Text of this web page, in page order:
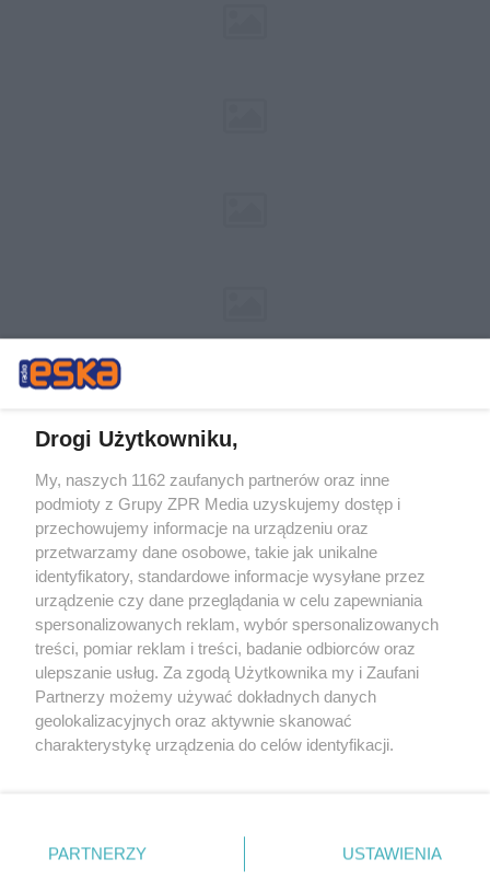
Żaden utwór zamieszczony w serwisie nie może być powielany i
rozpowszechniany lub dalej rozpowszechniany w jakikolwiek sposób (w
tym także elektroniczny lub mechaniczny) na jakimkolwiek polu
eksploatacji w jakiejkolwiek formie, włącznie z umieszczaniem w
Internecie bez pisemnej zgody właściciela praw. Jakiekolwiek użycie lub
wykorzystanie utworów w całości lub w części z naruszeniem prawa,
tzn. bez właściwej zgody, jest zabronione pod groźbą kary i może być
ścigane prawnie.
Drogi Użytkowniku,
My, naszych 1162 zaufanych partnerów oraz inne
podmioty z Grupy ZPR Media uzyskujemy dostęp i
przechowujemy informacje na urządzeniu oraz
przetwarzamy dane osobowe, takie jak unikalne
identyfikatory, standardowe informacje wysyłane przez
urządzenie czy dane przeglądania w celu zapewniania
spersonalizowanych reklam, wybór spersonalizowanych
treści, pomiar reklam i treści, badanie odbiorców oraz
ulepszanie usług. Za zgodą Użytkownika my i Zaufani
Partnerzy możemy używać dokładnych danych
geolokalizacyjnych oraz aktywnie skanować
charakterystykę urządzenia do celów identyfikacji.
zmienić/wycofać klikając przycisk ustawień prywatności
znajdujący się w lewym dolnym rogu strony
PARTNERZY USTAWIENIA